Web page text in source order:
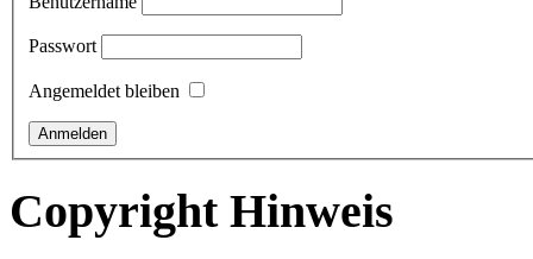
Passwort
Angemeldet bleiben
Copyright Hinweis